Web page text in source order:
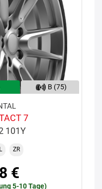
B (75)
7
101Y
ZR
€
5-10 Tage)